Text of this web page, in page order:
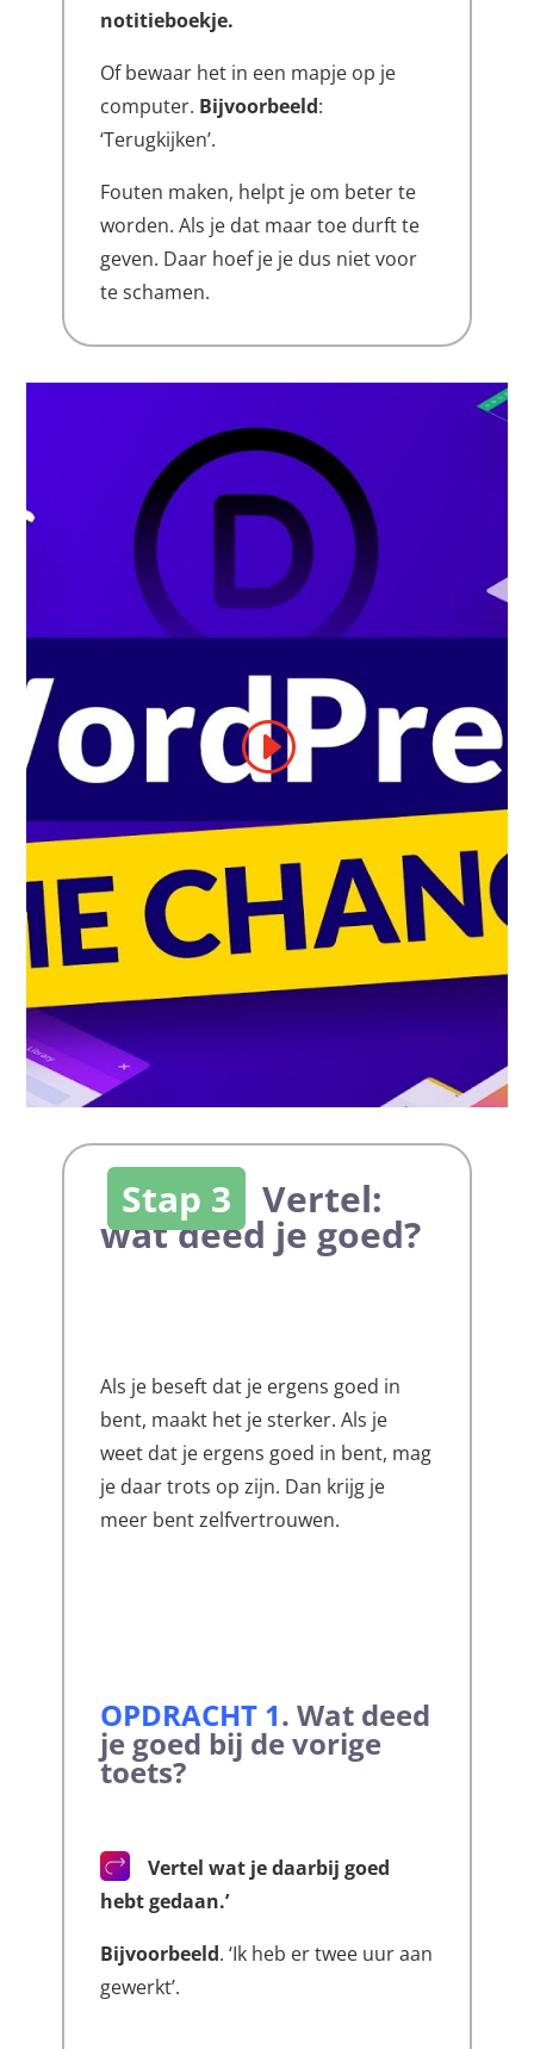
notitieboekje.
Of bewaar het in een mapje op je
computer. Bijvoorbeeld:
‘Terugkijken’.
Fouten maken, helpt je om beter te
worden. Als je dat maar toe durft te
geven. Daar hoef je je dus niet voor
te schamen.
Stap 3 Vertel:
wat deed je goed?
Als je beseft dat je ergens goed in
bent, maakt het je sterker. Als je
weet dat je ergens goed in bent, mag
je daar trots op zijn. Dan krijg je
meer bent zelfvertrouwen.
OPDRACHT 1.Wat deed
je goed bij de vorige
toets?
Vertel wat je daarbij goed
hebt gedaan.’
Bijvoorbeeld. ‘Ik heb er twee uur aan
gewerkt’.